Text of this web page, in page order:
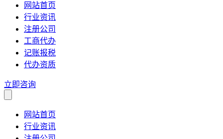
网站首页
行业资讯
注册公司
工商代办
记账报税
代办资质
立即咨询
网站首页
行业资讯